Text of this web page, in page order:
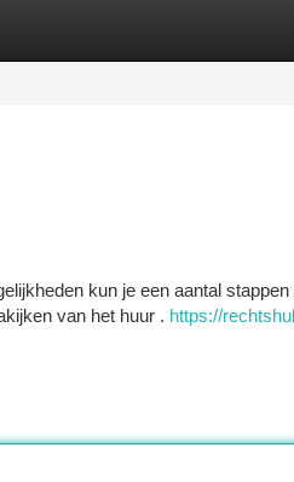
kun je een aantal
van het huur . https://